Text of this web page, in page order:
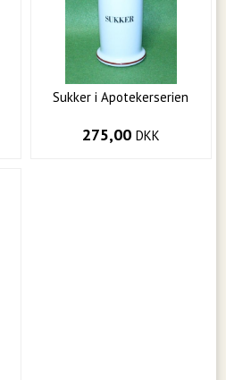
Sukker i Apotekerserien
275,00 DKK